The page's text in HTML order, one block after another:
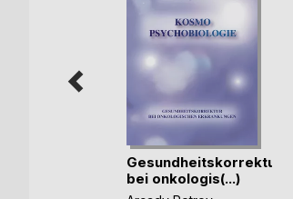
Gesundheitskorrektur
bei onkologis(...)